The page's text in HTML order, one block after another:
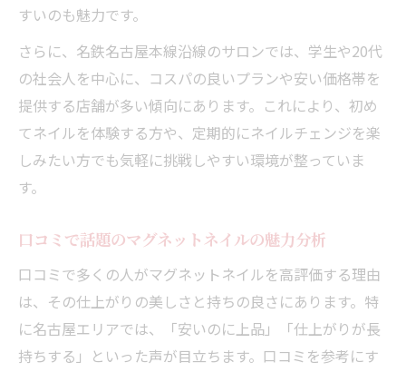
すいのも魅力です。
さらに、名鉄名古屋本線沿線のサロンでは、学生や20代
の社会人を中心に、コスパの良いプランや安い価格帯を
提供する店舗が多い傾向にあります。これにより、初め
てネイルを体験する方や、定期的にネイルチェンジを楽
しみたい方でも気軽に挑戦しやすい環境が整っていま
す。
口コミで話題のマグネットネイルの魅力分析
口コミで多くの人がマグネットネイルを高評価する理由
は、その仕上がりの美しさと持ちの良さにあります。特
に名古屋エリアでは、「安いのに上品」「仕上がりが長
持ちする」といった声が目立ちます。口コミを参考にす